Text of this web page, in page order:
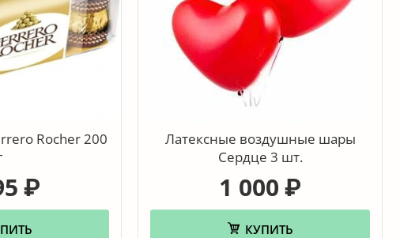
Rocher 200
₽
Латексные воздушные шары
Сердце 3 шт.
1 000 ₽
КУПИТЬ